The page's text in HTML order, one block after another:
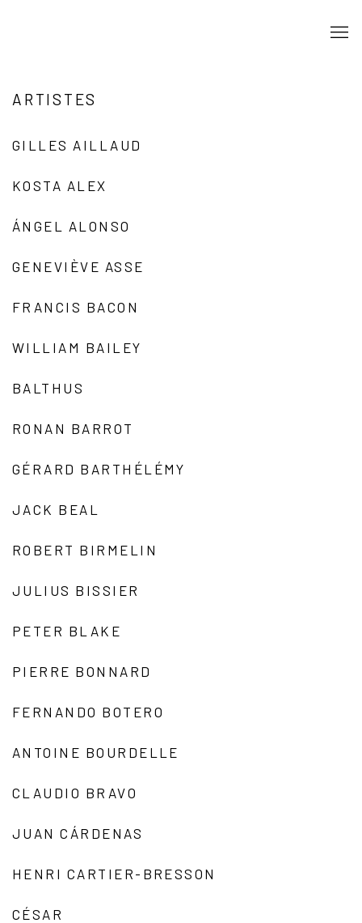
ARTISTES
GILLES AILLAUD
KOSTA ALEX
ÁNGEL ALONSO
GENEVIÈVE ASSE
FRANCIS BACON
WILLIAM BAILEY
BALTHUS
RONAN BARROT
GÉRARD BARTHÉLÉMY
JACK BEAL
ROBERT BIRMELIN
JULIUS BISSIER
PETER BLAKE
PIERRE BONNARD
FERNANDO BOTERO
ANTOINE BOURDELLE
CLAUDIO BRAVO
JUAN CÁRDENAS
HENRI CARTIER-BRESSON
CÉSAR